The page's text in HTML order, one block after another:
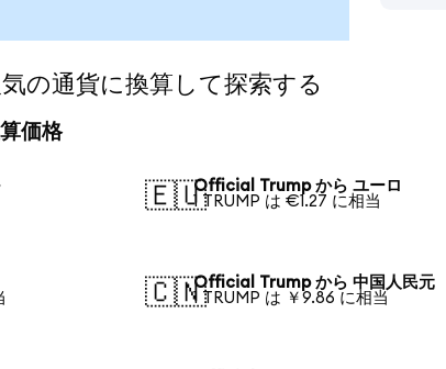
通貨に換算して探索する
価格
🇪🇺Official Trump から ユーロ
1 TRUMP は €1.27 に相当
🇨🇳Official Trump から 中国人民元
1 TRUMP は ￥9.86 に相当